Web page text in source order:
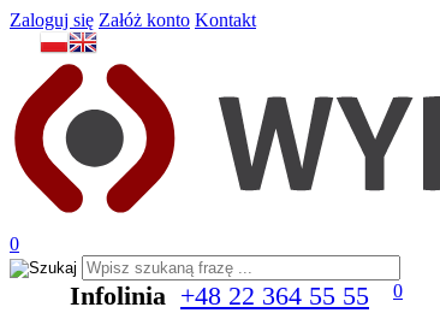
Zaloguj się Załóż konto Kontakt
0
Infolinia +48 22 364 55 55
0